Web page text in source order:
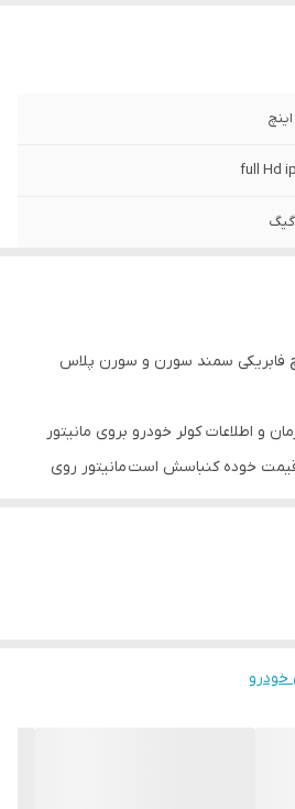
full Hd
7 اینچ
اندروید 7 اینچ فابریکی سمند سورن و سورن پلاس
و اطلاعات کولر خودرو بروی مانیتور
کنباس که فقط 500 قیمت خوده کنباسش است مانیتور روی